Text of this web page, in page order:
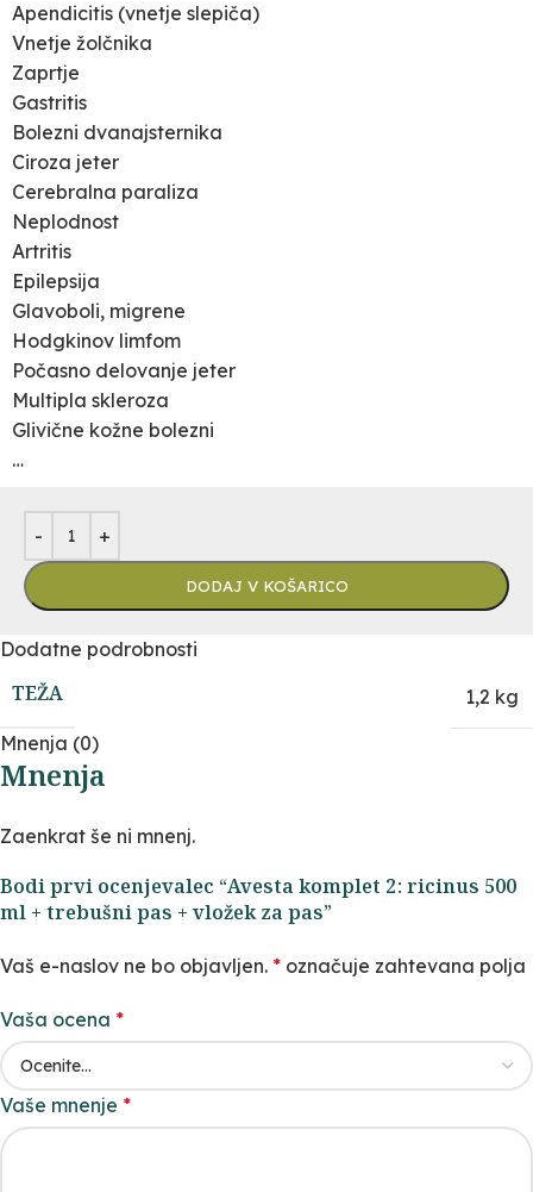
Apendicitis (vnetje slepiča)
Vnetje žolčnika
Zaprtje
Gastritis
Bolezni dvanajsternika
Ciroza jeter
Cerebralna paraliza
Neplodnost
Artritis
Epilepsija
Glavoboli, migrene
Hodgkinov limfom
Počasno delovanje jeter
Multipla skleroza
Glivične kožne bolezni
…
- +
DODAJ V KOŠARICO
Dodatne podrobnosti
TEŽA
1,2 kg
Mnenja (0)
Mnenja
Zaenkrat še ni mnenj.
Bodi prvi ocenjevalec “Avesta komplet 2: ricinus 500
ml + trebušni pas + vložek za pas”
Vaš e-naslov ne bo objavljen. * označuje zahtevana polja
Vaša ocena *
Vaše mnenje *